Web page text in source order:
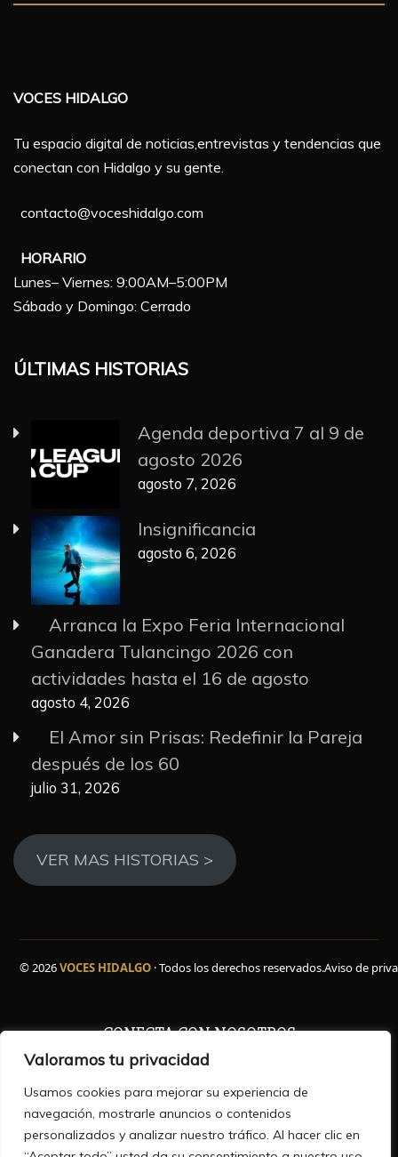
Valoramos tu privacidad
Usamos cookies para mejorar su experiencia de
navegación, mostrarle anuncios o contenidos
personalizados y analizar nuestro tráfico. Al hacer clic en
VOCES HIDALGO
Tu espacio digital de noticias,entrevistas y tendencias que
conectan con Hidalgo y su gente.
contacto@voceshidalgo.com
HORARIO
Lunes– Viernes: 9:00AM–5:00PM
Sábado y Domingo: Cerrado
ÚLTIMAS HISTORIAS
Agenda deportiva 7 al 9 de
agosto 2026
agosto 7, 2026
Insignificancia
agosto 6, 2026
Arranca la Expo Feria Internacional
Ganadera Tulancingo 2026 con
actividades hasta el 16 de agosto
agosto 4, 2026
El Amor sin Prisas: Redefinir la Pareja
después de los 60
julio 31, 2026
VER MAS HISTORIAS >
© 2026VOCES HIDALGO · Todos los derechos reservados.Aviso de
CONECTA CON NOSOTROS
Facebook
WhatsApp
Instagram
YouTube
TikTok
X